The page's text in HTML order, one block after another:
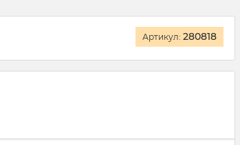
Артикул: 280818